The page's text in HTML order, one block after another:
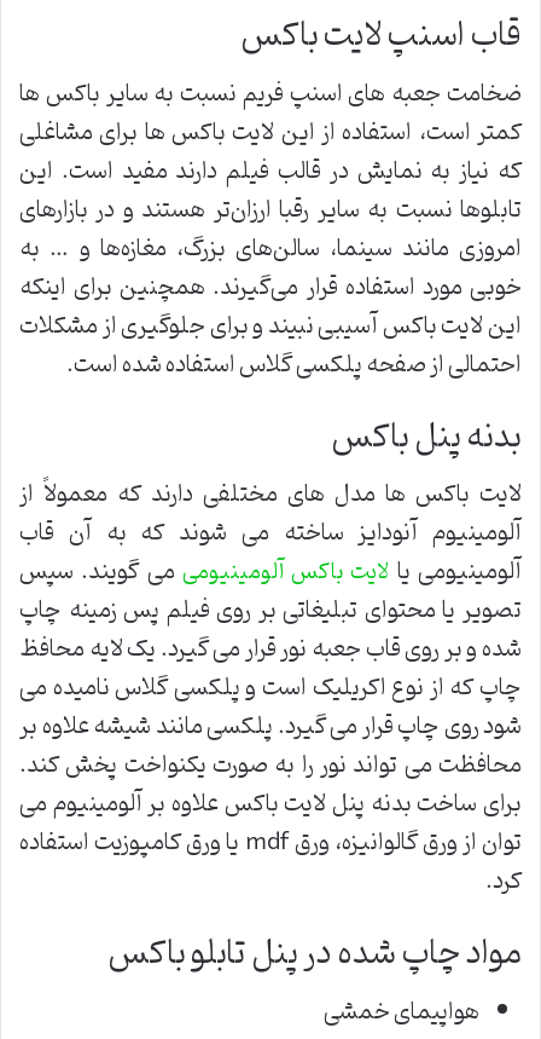
قاب اسنپ لایت باکس
ضخامت جعبه های اسنپ فریم نسبت به سایر باکس ها
کمتر است، استفاده از این لایت باکس ها برای مشاغلی
که نیاز به نمایش در قالب فیلم دارند مفید است. این
تابلوها نسبت به سایر رقبا ارزان‌تر هستند و در بازارهای
امروزی مانند سینما، سالن‌های بزرگ، مغازه‌ها و … به
خوبی مورد استفاده قرار می‌گیرند. همچنین برای اینکه
این لایت باکس آسیبی نبیند و برای جلوگیری از مشکلات
احتمالی از صفحه پلکسی گلاس استفاده شده است.
بدنه پنل باکس
لایت باکس ها مدل های مختلفی دارند که معمولاً از
آلومینیوم آنودایز ساخته می شوند که به آن قاب
آلومینیومی یا لایت باکس آلومینیومی می گویند. سپس
تصویر یا محتوای تبلیغاتی بر روی فیلم پس زمینه چاپ
شده و بر روی قاب جعبه نور قرار می گیرد. یک لایه محافظ
چاپ که از نوع اکریلیک است و پلکسی گلاس نامیده می
شود روی چاپ قرار می گیرد. پلکسی مانند شیشه علاوه بر
محافظت می تواند نور را به صورت یکنواخت پخش کند.
برای ساخت بدنه پنل لایت باکس علاوه بر آلومینیوم می
توان از ورق گالوانیزه، ورق mdf یا ورق کامپوزیت استفاده
کرد.
مواد چاپ شده در پنل تابلو باکس
هواپیمای خمشی